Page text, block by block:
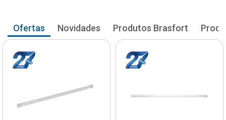
Ofertas Novidades Produtos Brasfort